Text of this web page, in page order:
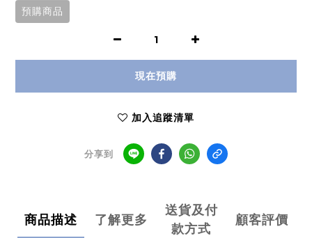
預購商品
現在預購
加入追蹤清單
分享到
商品描述 了解更多
送貨及付
款方式
顧客評價